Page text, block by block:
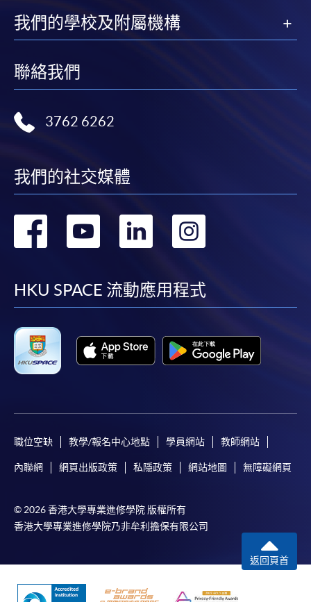
我們的學校及附屬機構
聯絡我們
3762 6262
我們的社交媒體
轉
facebook
轉
youtube
轉
linkedin
HKU SPACE 流動應用程式
職位空缺 教學/報名中心地點 學員網站 教師網站
內聯網 網頁出版政策 私隱政策 網站地圖 無障礙網頁
© 2026 香港大學專業進修學院 版權所有
香港大學專業進修學院乃非牟利擔保有限公司
返回頁首